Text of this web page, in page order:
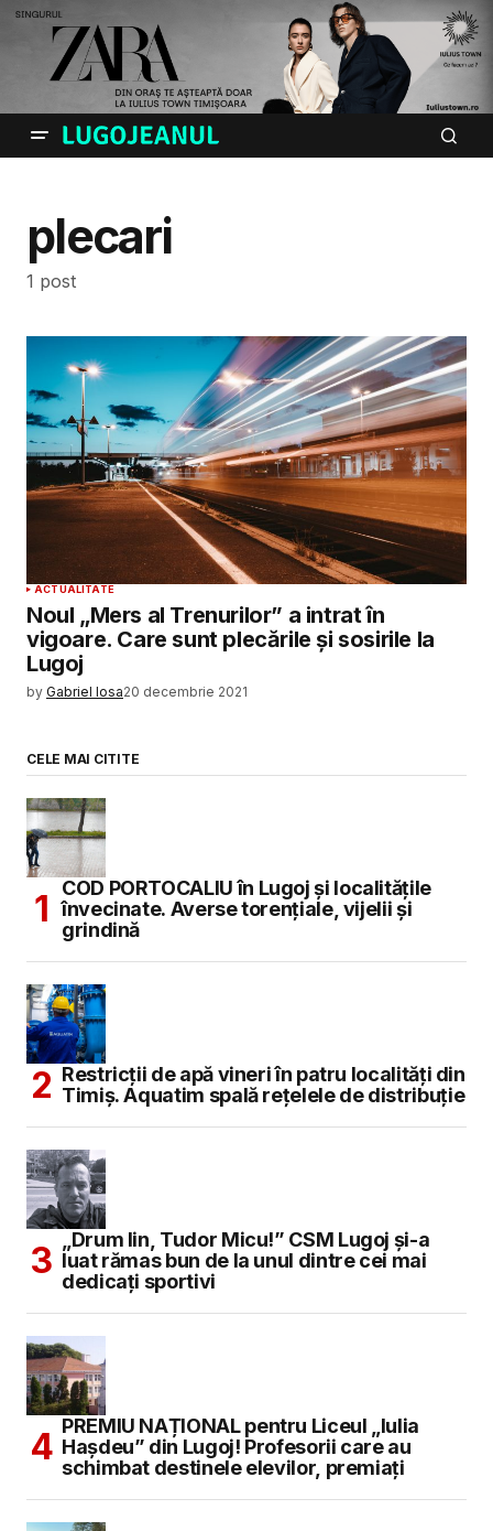
plecari
1 post
ACTUALITATE
Noul „Mers al Trenurilor” a intrat în
vigoare. Care sunt plecările și sosirile la
Lugoj
by Gabriel Iosa20 decembrie 2021
CELE MAI CITITE
COD PORTOCALIU în Lugoj și localitățile
învecinate. Averse torențiale, vijelii și
grindină
Restricții de apă vineri în patru localități din
Timiș. Aquatim spală rețelele de distribuție
„Drum lin, Tudor Micu!” CSM Lugoj și-a
luat rămas bun de la unul dintre cei mai
dedicați sportivi
PREMIU NAȚIONAL pentru Liceul „Iulia
Hașdeu” din Lugoj! Profesorii care au
schimbat destinele elevilor, premiați